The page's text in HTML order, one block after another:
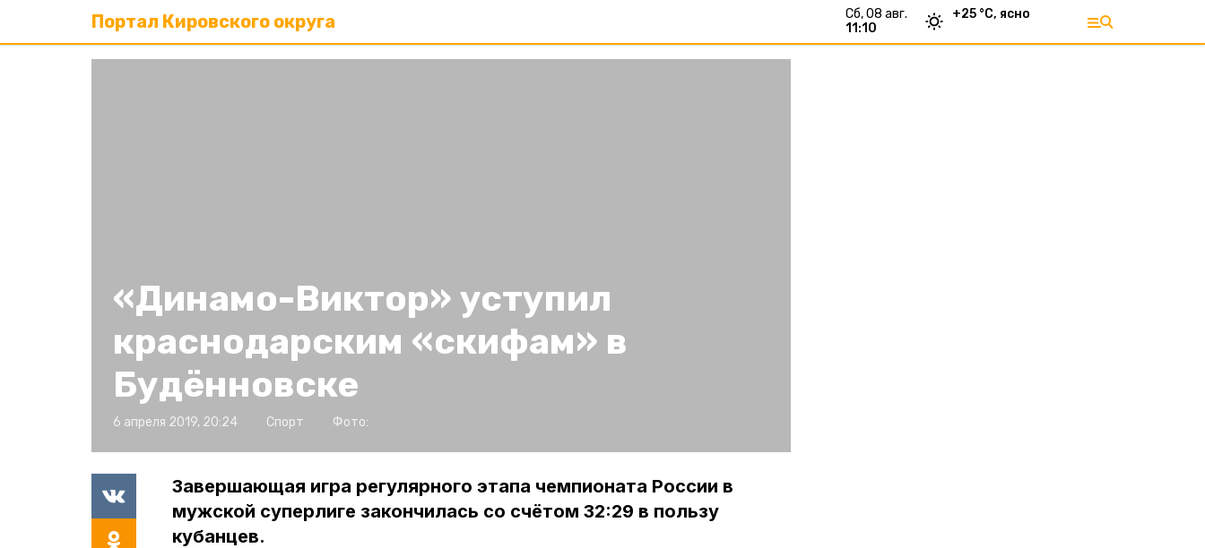
Портал Кировского округа
сб, 08 авг.
11:10
+25 °С, ясно
«Динамо-Виктор» уступил
краснодарским «скифам» в
Будённовске
6 апреля 2019, 20:24 Спорт Фото:
Завершающая игра регулярного этапа чемпионата России в
мужской суперлиге закончилась со счётом 32:29 в пользу
кубанцев.